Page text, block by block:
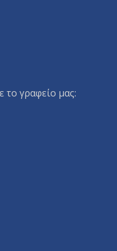
το γραφείο μας: